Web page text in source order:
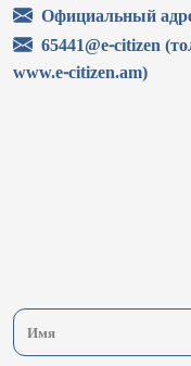
Официальный
65441@e-citizen
www.e-citizen.am)